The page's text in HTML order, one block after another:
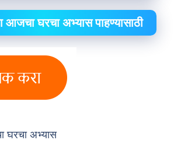
आजचा घरचा अभ्यास पाहण्यासाठी
घरचा अभ्यास